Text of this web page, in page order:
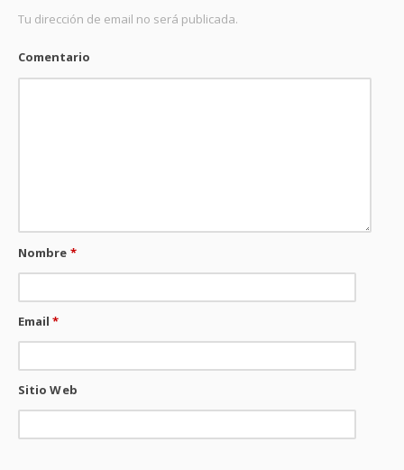
Tu dirección de email no será publicada.
Comentario
Nombre *
Email*
Sitio Web